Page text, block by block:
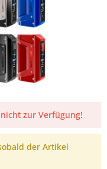
zur Verfügung!
der Artikel